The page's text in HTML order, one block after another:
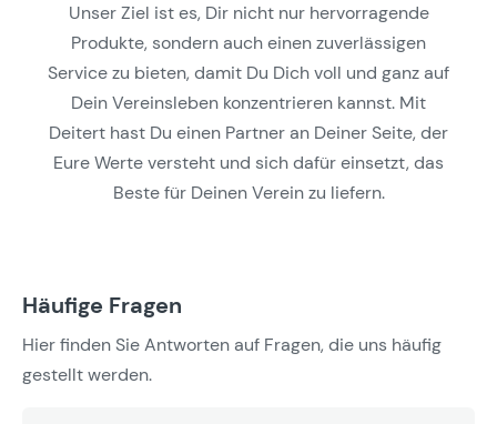
Unser Ziel ist es, Dir nicht nur hervorragende
Produkte, sondern auch einen zuverlässigen
Service zu bieten, damit Du Dich voll und ganz auf
Dein Vereinsleben konzentrieren kannst. Mit
Deitert hast Du einen Partner an Deiner Seite, der
Eure Werte versteht und sich dafür einsetzt, das
Beste für Deinen Verein zu liefern.
Häufige Fragen
Hier finden Sie Antworten auf Fragen, die uns häufig
gestellt werden.